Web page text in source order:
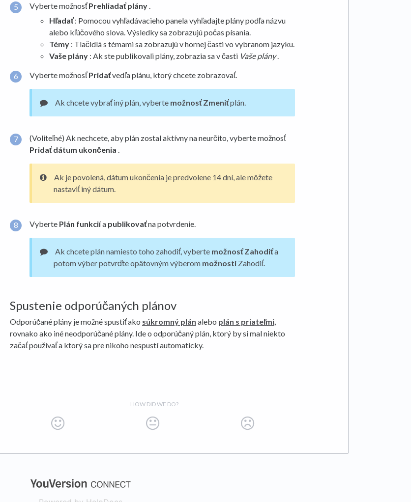
Vyberte možnosťPrehliadať plány
Hľadať: Pomocou vyhľadávacieho panela vyhľadajte plány podľa názvu
alebo kľúčového slova. Výsledky sa zobrazujú počas písania.
Témy : Tlačidlá s témami sa zobrazujú v hornej časti vo vybranom jazyku.
Vaše plány : Ak ste publikovali plány, zobrazia sa v časti Vaše plány.
Vyberte možnosťPridaťvedľa plánu, ktorý chcete zobrazovať.
Ak chcete vybrať iný plán, vyberte možnosť Zmeniťplán.
(Voliteľné) Ak nechcete, aby plán zostal aktívny na neurčito, vyberte možnosť
Pridať dátum ukončenia
Ak je povolená, dátum ukončenia je predvolene 14 dní, ale môžete
nastaviť iný dátum.
Vyberte Plán funkciía publikovaťna potvrdenie.
Ak chcete plán namiesto toho zahodiť, vyberte možnosť Zahodiťa
potom výber potvrďte opätovným výberom možnosti Zahodiť.
Spustenie odporúčaných plánov
Odporúčané plány je možné spustiť ako súkromný plán alebo plán s priateľmi,
rovnako ako iné neodporúčané plány. Ide o odporúčaný plán, ktorý by si mal niekto
začať používať a ktorý sa pre nikoho nespustí automaticky.
HOW DID WE DO?
(opens in a new tab)